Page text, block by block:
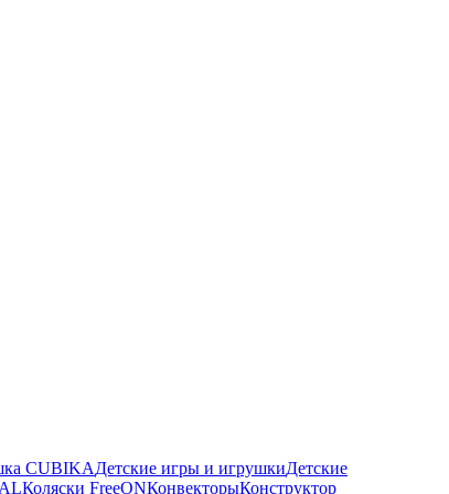
CUBIKAДетские игры и игрушкиДетские
Коляски FreeONКонвекторыКонструктор